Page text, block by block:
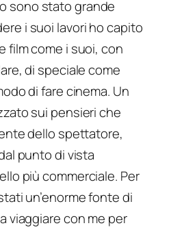
sono stato grande
i suoi lavori ho capito
film come i suoi, con
di speciale come
di fare cinema. Un
sui pensieri che
dello spettatore,
punto di vista
più commerciale. Per
un’enorme fonte di
viaggiare con me per